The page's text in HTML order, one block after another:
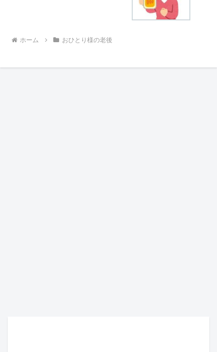
ホーム おひとり様の老後